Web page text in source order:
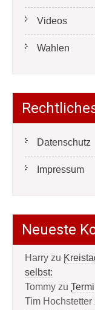
Videos
Wahlen
Datenschutz
Impressum
Neueste
Harry zu
selbst:
Tommy zu
Tim Hochstetter